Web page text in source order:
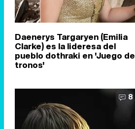
Daenerys Targaryen (Emilia
Clarke) es la lideresa del
pueblo dothraki en 'Juego de
tronos'
8